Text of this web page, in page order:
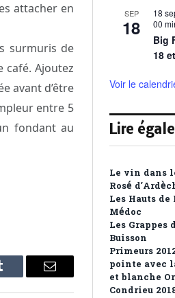
attacher en
surmuris de
café. Ajoutez
avant d’être
entre 5
fondant au
Email
SEP
18
18
00
Big
18
Voir le
Lire
Le vin dans
Rosé
Les Hauts de
Médoc
Les Grappes
Buisson
Primeurs
pointe avec
et blanche
Condrieu